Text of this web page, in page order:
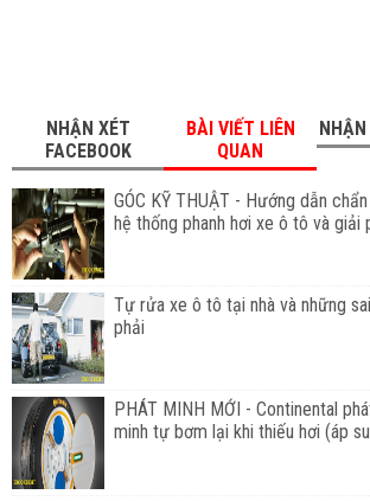
NHẬN XÉT
FACEBOOK
BÀI VIẾT LIÊN
QUAN
GÓC KỸ THUẬT - Hướng dẫn
hệ thống phanh hơi xe ô tô và giải
Tự rửa xe ô tô tại nhà và những
phải
PHÁT MINH MỚI - Continental
minh tự bơm lại khi thiếu hơi (áp